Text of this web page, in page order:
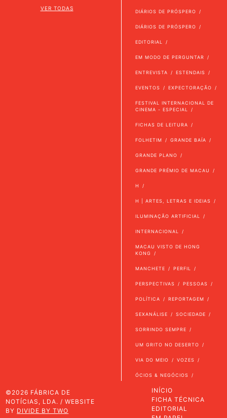
VER TODAS
DIÁRIOS DE PRÓSPERO
DIÁRIOS DE PRÓSPERO
EDITORIAL
EM MODO DE PERGUNTAR
ENTREVISTA ESTENDAIS
EVENTOS EXPECTORAÇÃO
FESTIVAL INTERNACIONAL DE
CINEMA - ESPECIAL
FICHAS DE LEITURA
FOLHETIM GRANDE BAÍA
GRANDE PLANO
GRANDE PRÉMIO DE MACAU
H
H | ARTES, LETRAS E IDEIAS
ILUMINAÇÃO ARTIFICIAL
INTERNACIONAL
MACAU VISTO DE HONG
KONG
MANCHETE PERFIL
PERSPECTIVAS PESSOAS
POLÍTICA REPORTAGEM
SEXANÁLISE SOCIEDADE
SORRINDO SEMPRE
UM GRITO NO DESERTO
VIA DO MEIO VOZES
ÓCIOS & NEGÓCIOS
©2026 FÁBRICA DE
NOTÍCIAS, LDA. / WEBSITE
BY DIVIDE BY TWO
INÍCIO
FICHA TÉCNICA
EDITORIAL